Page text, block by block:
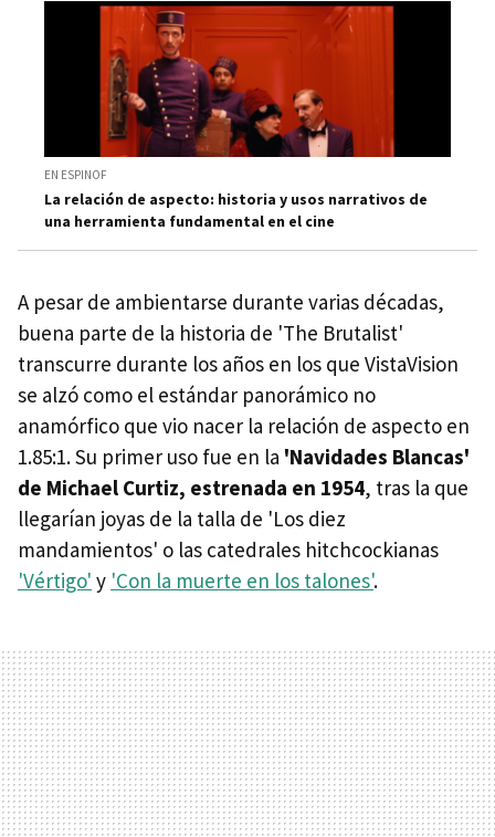
EN ESPINOF
La relación de aspecto: historia y usos narrativos de
una herramienta fundamental en el cine
A pesar de ambientarse durante varias décadas,
buena parte de la historia de 'The Brutalist'
transcurre durante los años en los que VistaVision
se alzó como el estándar panorámico no
anamórfico que vio nacer la relación de aspecto en
1.85:1. Su primer uso fue en la 'Navidades Blancas'
de Michael Curtiz, estrenada en 1954, tras la que
llegarían joyas de la talla de 'Los diez
mandamientos' o las catedrales hitchcockianas
'Vértigo' y 'Con la muerte en los talones'.